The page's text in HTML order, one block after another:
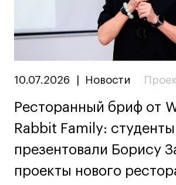
10.07.2026 Новости
Ресторанный бриф от
Rabbit Family:
презентовали Борису
проекты нового